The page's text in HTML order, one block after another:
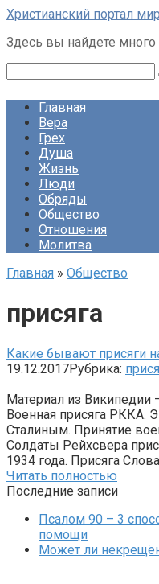
Перейти
контенту
Христианский портал
Здесь вы найдете
Главная
Вера
Грех
Душа
Жизнь
Люди
Обряды
Общество
Отношения
Молитва
Главная » Общество
присяга
Какие бывают присяги
19.12.2017Рубрика:
Материал из Википедии
Военная присяга РККА.
Сталиным. Принятие
Солдаты Рейхсвера
1934 года. Присяга
Читать полностью
Последние записи
Псалом 90 – 3
помощи
Может ли